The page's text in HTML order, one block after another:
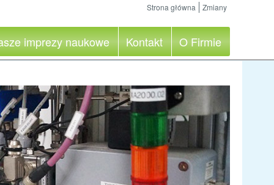
Strona główna Zmiany
imprezy naukowe Kontakt O Firmie